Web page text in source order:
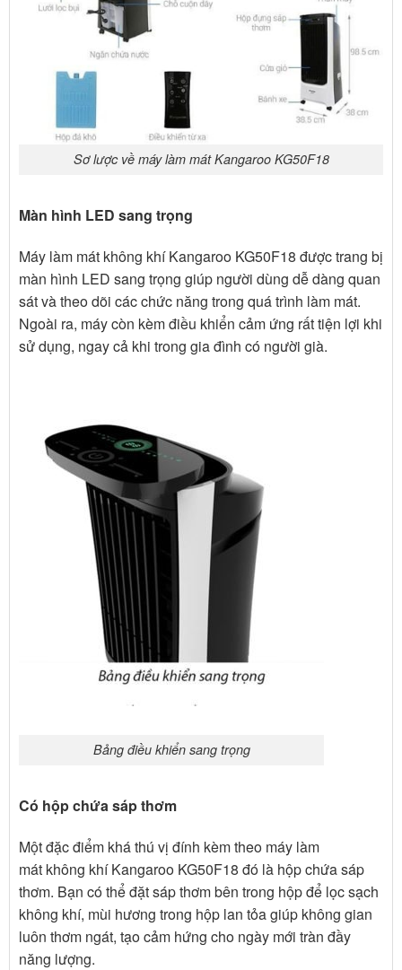
Sơ lược về máy làm mát Kangaroo KG50F18
Màn hình LED sang trọng
Máy làm mát không khí Kangaroo KG50F18 được trang bị
màn hình LED sang trọng giúp người dùng dễ dàng quan
sát và theo dõi các chức năng trong quá trình làm mát.
Ngoài ra, máy còn kèm điều khiển cảm ứng rất tiện lợi khi
sử dụng, ngay cả khi trong gia đình có người già.
Bảng điều khiển sang trọng
Có hộp chứa sáp thơm
Một đặc điểm khá thú vị đính kèm theo máy làm
mát không khí Kangaroo KG50F18 đó là hộp chứa sáp
thơm. Bạn có thể đặt sáp thơm bên trong hộp để lọc sạch
không khí, mùi hương trong hộp lan tỏa giúp không gian
luôn thơm ngát, tạo cảm hứng cho ngày mới tràn đầy
năng lượng.